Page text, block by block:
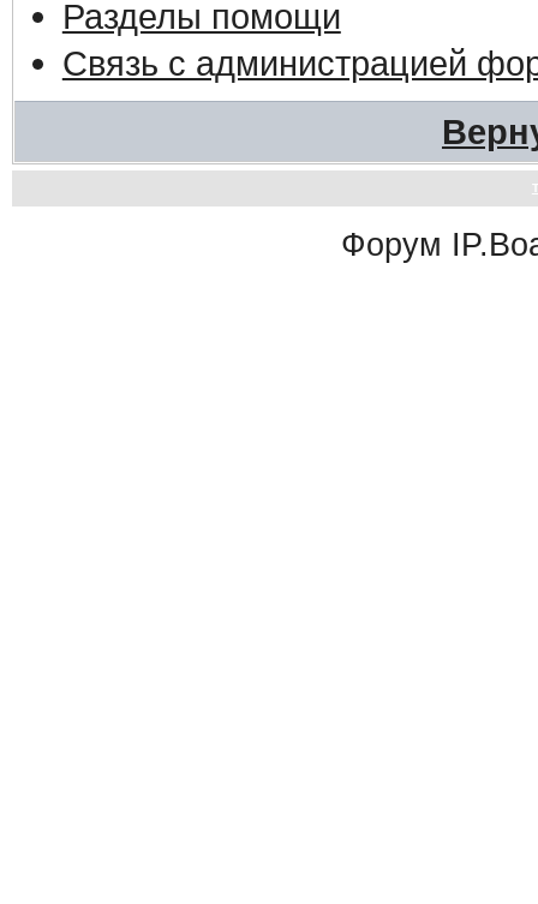
Разделы помощи
Связь с администрацией
Форум